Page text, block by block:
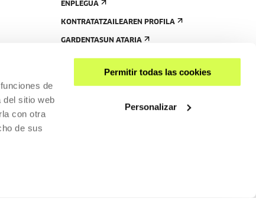
de
del sitio web
con otra
de sus
Permitir todas las cookies
Personalizar
ENPLEGUA
KONTRATATZAILEAREN PROFILA
GARDENTASUN ATARIA